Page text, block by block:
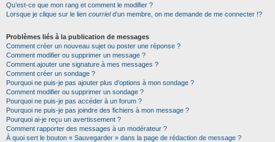
Qu’est-ce que mon rang et comment le modifier ?
Lorsque je clique sur le lien courrield’un membre, on me demande de me connecter !?
Problèmes liés à la publication de messages
Comment créer un nouveau sujet ou poster une réponse ?
Comment modifier ou supprimer un message ?
Comment ajouter une signature à mes messages ?
Comment créer un sondage ?
Pourquoi ne puis-je pas ajouter plus d’options à mon sondage ?
Comment modifier ou supprimer un sondage ?
Pourquoi ne puis-je pas accéder à un forum ?
Pourquoi ne puis-je pas joindre des fichiers à mon message ?
Pourquoi ai-je reçu un avertissement ?
Comment rapporter des messages à un modérateur ?
À quoi sert le bouton « Sauvegarder » dans la page de rédaction de message ?